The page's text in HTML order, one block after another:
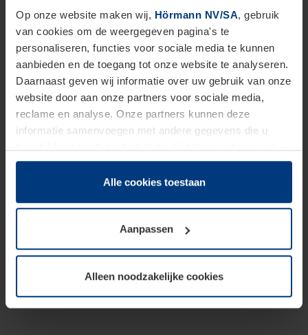
Op onze website maken wij, Hörmann NV/SA, gebruik
van cookies om de weergegeven pagina's te
personaliseren, functies voor sociale media te kunnen
aanbieden en de toegang tot onze website te analyseren.
Daarnaast geven wij informatie over uw gebruik van onze
website door aan onze partners voor sociale media,
reclame en analyse. Onze partners kunnen deze
informatie samenvoegen met andere gegevens die u
hun diensten hebben verzameld.
Juridisch hebben wij het recht om cookies op uw
van deze pagina's absoluut vereist is. Voor alle andere
soorten cookies is uw toestemming benodigd. Uw
toestemming kunt u op elk moment bij de uitleg van de
wijzigen of herroepen.
Alle cookies toestaan
Aanpassen
Alleen noodzakelijke cookies